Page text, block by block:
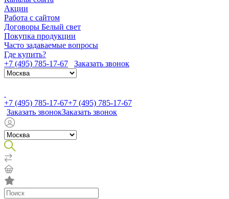
Акции
Работа с сайтом
Договоры Белый свет
Покупка продукции
Часто задаваемые вопросы
Где купить?
+7 (495) 785-17-67
Заказать звонок
+7 (495) 785-17-67+7 (495) 785-17-67
Заказать звонокЗаказать звонок